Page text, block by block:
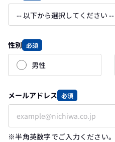
性別 必須
男性
メールアドレス 必須
※半角英数字でご入力ください。